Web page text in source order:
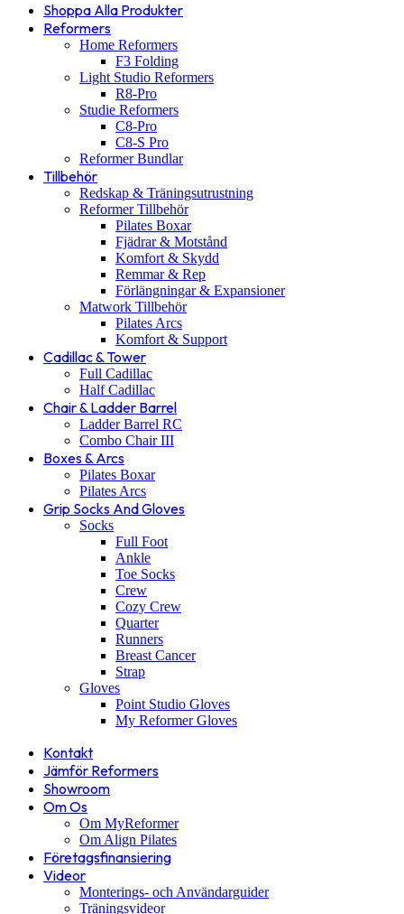
Shoppa Alla Produkter
Reformers
Home Reformers
F3 Folding
Light Studio Reformers
R8-Pro
Studie Reformers
C8-Pro
C8-S Pro
Reformer Bundlar
Tillbehör
Redskap & Träningsutrustning
Reformer Tillbehör
Pilates Boxar
Fjädrar & Motstånd
Komfort & Skydd
Remmar & Rep
Förlängningar & Expansioner
Matwork Tillbehör
Pilates Arcs
Komfort & Support
Cadillac & Tower
Full Cadillac
Half Cadillac
Chair & Ladder Barrel
Ladder Barrel RC
Combo Chair III
Boxes & Arcs
Pilates Boxar
Pilates Arcs
Grip Socks And Gloves
Socks
Full Foot
Ankle
Toe Socks
Crew
Cozy Crew
Quarter
Runners
Breast Cancer
Strap
Gloves
Point Studio Gloves
My Reformer Gloves
Kontakt
Jämför Reformers
Showroom
Om Os
Om MyReformer
Om Align Pilates
Företagsfinansiering
Videor
Monterings- och Användarguider
Träningsvideor